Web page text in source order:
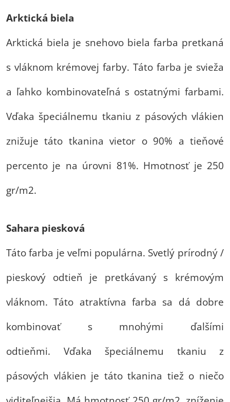
Arktická biela
Arktická biela je snehovo biela farba pretkaná
s vláknom krémovej farby. Táto farba je svieža
a ľahko kombinovateľná s ostatnými farbami.
Vďaka špeciálnemu tkaniu z pásových vlákien
znižuje táto tkanina vietor o 90% a tieňové
percento je na úrovni 81%. Hmotnosť je 250
gr/m2.
Sahara piesková
Táto farba je veľmi populárna. Svetlý prírodný /
pieskový odtieň je pretkávaný s krémovým
vláknom. Táto atraktívna farba sa dá dobre
kombinovať s mnohými ďalšími
odtieňmi. Vďaka špeciálnemu tkaniu z
pásových vlákien je táto tkanina tiež o niečo